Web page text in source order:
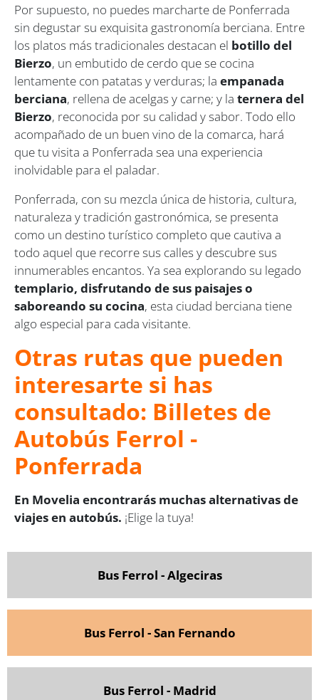
Por supuesto, no puedes marcharte de Ponferrada
sin degustar su exquisita gastronomía berciana. Entre
los platos más tradicionales destacan el botillo del
Bierzo, un embutido de cerdo que se cocina
lentamente con patatas y verduras; la empanada
berciana, rellena de acelgas y carne; y la ternera del
Bierzo, reconocida por su calidad y sabor. Todo ello
acompañado de un buen vino de la comarca, hará
que tu visita a Ponferrada sea una experiencia
inolvidable para el paladar.
Ponferrada, con su mezcla única de historia, cultura,
naturaleza y tradición gastronómica, se presenta
como un destino turístico completo que cautiva a
todo aquel que recorre sus calles y descubre sus
innumerables encantos. Ya sea explorando su legado
templario, disfrutando de sus paisajes o
saboreando su cocina, esta ciudad berciana tiene
algo especial para cada visitante.
Otras rutas que pueden
interesarte si has
consultado: Billetes de
Autobús Ferrol -
Ponferrada
En Movelia encontrarás muchas alternativas de
viajes en autobús. ¡Elige la tuya!
Bus Ferrol - Algeciras
Bus Ferrol - San Fernando
Bus Ferrol - Madrid